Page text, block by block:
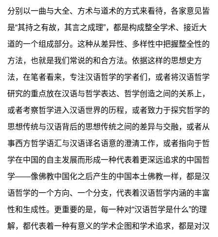
分别以一曲与大全、方术与道术的方式来看待，各家意见皆
是“其持之有故，其言之成理”，都是构成整全学术、接近大
道的一个组成部分。这种从差异性、多样性中把握整全性的
方法，也就是我们常说的和合方法。依据这样的思想史方
法，在笔者看来，专注汉语哲学的学者们，或者将汉语哲学
研究的重点放在汉语与哲学表达、哲学创造之间的关系上，
或者考察哲学进入汉语世界的历程，或者致力于探究哲学的
思想传统与汉语背后的思想传统之间的差异与交融，或者从
事西方哲学语汇与汉语译名语意的澄清工作，或者指向于哲
学在中国的自主发展而形成一种代表着更深远追求的中国哲
学——像佛教中国化之后产生的中国本土佛教一样，都是汉
语哲学的一个方向、一个分支，代表着汉语哲学内涵的丰富
性和生成性。更重要的是，每一种对“汉语哲学是什么”的理
解，都代表着一种有意义的学术企图和学术追求，都是对汉